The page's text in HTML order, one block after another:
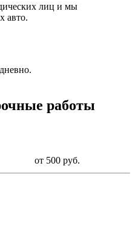
лиц и мы
авто.
работы
от 500 руб.